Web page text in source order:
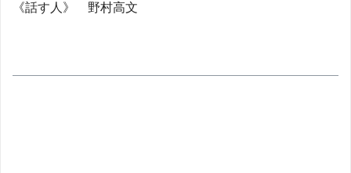
《話す人》 野村高文